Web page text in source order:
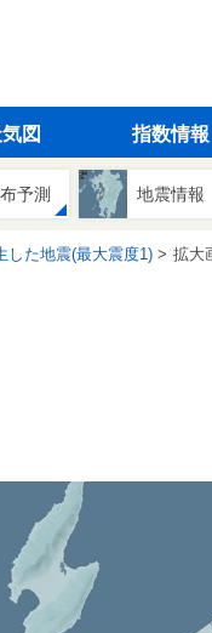
図 指数情報
予測 地震情報
した地震(最大震度1) 拡大